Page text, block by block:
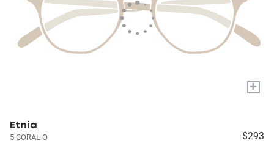
+
Etnia
5 CORAL O $293